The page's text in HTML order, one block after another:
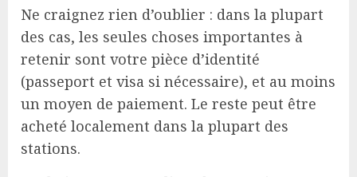
Ne craignez rien d’oublier : dans la plupart
des cas, les seules choses importantes à
retenir sont votre pièce d’identité
(passeport et visa si nécessaire), et au moins
un moyen de paiement. Le reste peut être
acheté localement dans la plupart des
stations.